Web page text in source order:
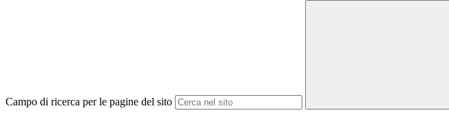
Campo di ricerca per le pagine del sito